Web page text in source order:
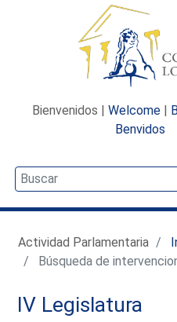
Bienvenidos | Welcome |
Benvidos
Actividad Parlamentaria
Búsqueda de
IV Legislatura